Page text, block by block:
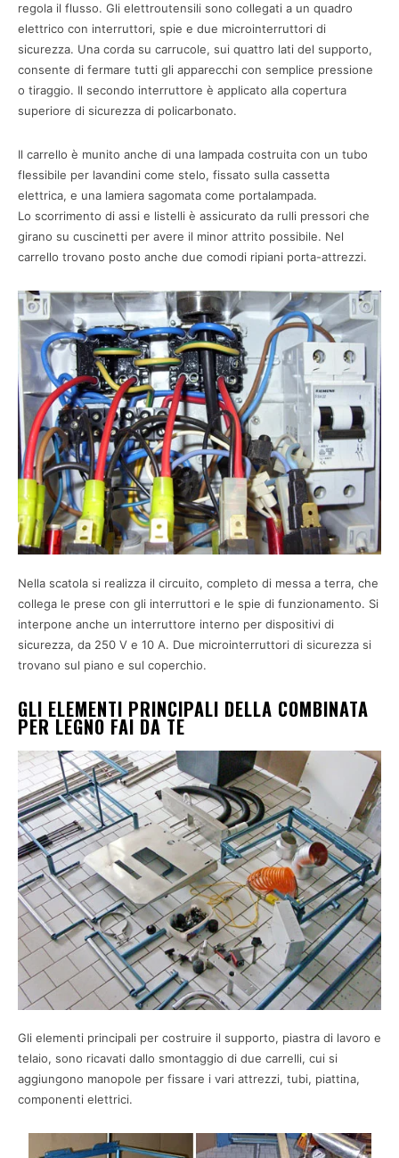
regola il flusso. Gli elettroutensili sono collegati a un quadro
elettrico con interruttori, spie e due microinterruttori di
sicurezza. Una corda su carrucole, sui quattro lati del supporto,
consente di fermare tutti gli apparecchi con semplice pressione
o tiraggio. Il secondo interruttore è applicato alla copertura
superiore di sicurezza di policarbonato.
Il carrello è munito anche di una lampada costruita con un tubo
flessibile per lavandini come stelo, fissato sulla cassetta
elettrica, e una lamiera sagomata come portalampada.
Lo scorrimento di assi e listelli è assicurato da rulli pressori che
girano su cuscinetti per avere il minor attrito possibile. Nel
carrello trovano posto anche due comodi ripiani porta-attrezzi.
Nella scatola si realizza il circuito, completo di messa a terra, che
collega le prese con gli interruttori e le spie di funzionamento. Si
interpone anche un interruttore interno per dispositivi di
sicurezza, da 250 V e 10 A. Due microinterruttori di sicurezza si
trovano sul piano e sul coperchio.
GLI ELEMENTI PRINCIPALI DELLA COMBINATA
PER LEGNO FAI DA TE
Gli elementi principali per costruire il supporto, piastra di lavoro e
telaio, sono ricavati dallo smontaggio di due carrelli, cui si
aggiungono manopole per fissare i vari attrezzi, tubi, piattina,
componenti elettrici.